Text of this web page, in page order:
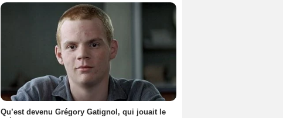
Qu’est devenu Grégory Gatignol, qui jouait le